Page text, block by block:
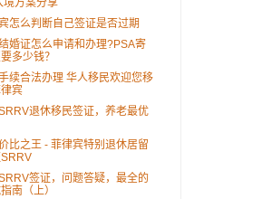
境方案分享
怎么判断自己签证是否过期
婚证怎么申请和办理?PSA寄
多少钱？
续合法办理 华人移民欢迎您移
宾
退休移民签证，养老最优
比之王 - 菲律宾特别退休居留
签证，问题答疑，最全的
南（上）